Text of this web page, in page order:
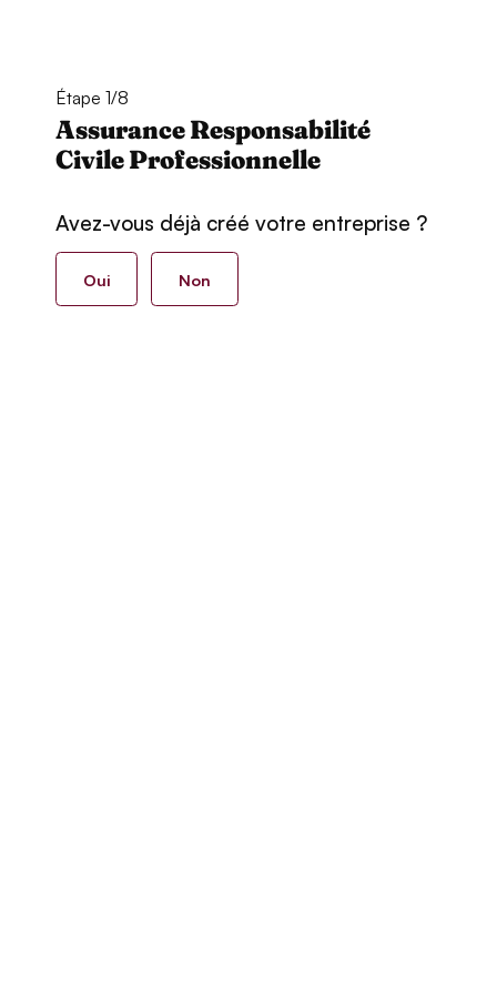
Étape 1/8
Assurance Responsabilité
Civile Professionnelle
Avez-vous déjà créé votre entreprise ?
Oui Non